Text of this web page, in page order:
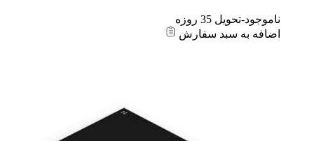
ناموجود-تحویل 35 روزه
اضافه به سبد سفارش